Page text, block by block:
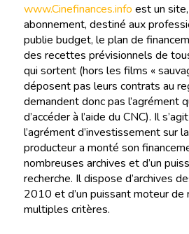
www.Cinefinances.info est un
abonnement, destiné aux
publie budget, le plan de
des recettes prévisionnels de
qui sortent (hors les films «
déposent pas leurs contrats au
demandent donc pas l’agrément
d’accéder à l’aide du CNC). Il
l’agrément d’investissement sur
producteur a monté son
nombreuses archives et d’un
recherche. Il dispose d’archives
2010 et d’un puissant moteur de
multiples critères.